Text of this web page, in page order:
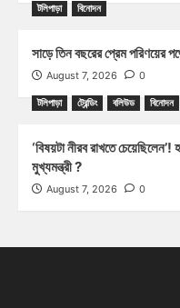
টলিপাড়া বিনোদন
সাড়ে তিন বছরের প্রেম
August 7, 2026 0
টলিপাড়া ট্রেন্ডিং বলিউড বিনোদন
‘বিষয়টা নীরব রাখতে
মুখ্যমন্ত্রী ?
August 7, 2026 0